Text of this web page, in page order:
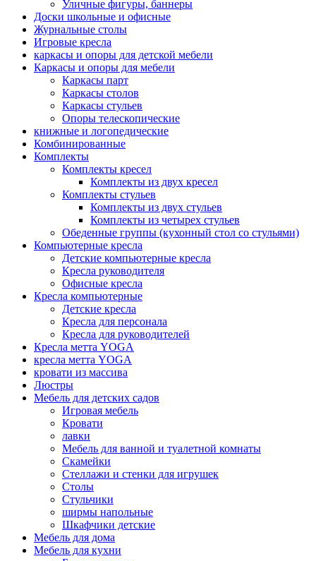
Уличные фигуры, баннеры
Доски школьные и офисные
Журнальные столы
Игровые кресла
каркасы и опоры для детской мебели
Каркасы и опоры для мебели
Каркасы парт
Каркасы столов
Каркасы стульев
Опоры телескопические
книжные и логопедические
Комбинированные
Комплекты
Комплекты кресел
Комплекты из двух кресел
Комплекты стульев
Комплекты из двух стульев
Комплекты из четырех стульев
Обеденные группы (кухонный стол со стульями)
Компьютерные кресла
Детские компьютерные кресла
Кресла руководителя
Офисные кресла
Кресла компьютерные
Детские кресла
Кресла для персонала
Кресла для руководителей
Кресла метта YOGA
кресла метта YOGA
кровати из массива
Люстры
Мебель для детских садов
Игровая мебель
Кровати
лавки
Мебель для ванной и туалетной комнаты
Скамейки
Стеллажи и стенки для игрушек
Столы
Стульчики
ширмы напольные
Шкафчики детские
Мебель для дома
Мебель для кухни